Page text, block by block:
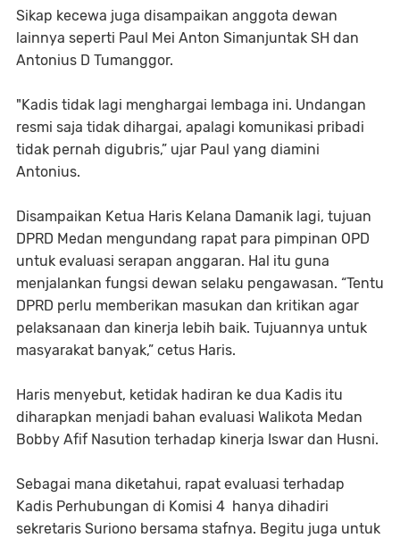
Sikap kecewa juga disampaikan anggota dewan
lainnya seperti Paul Mei Anton Simanjuntak SH dan
Antonius D Tumanggor.
"Kadis tidak lagi menghargai lembaga ini. Undangan
resmi saja tidak dihargai, apalagi komunikasi pribadi
tidak pernah digubris,” ujar Paul yang diamini
Antonius.
Disampaikan Ketua Haris Kelana Damanik lagi, tujuan
DPRD Medan mengundang rapat para pimpinan OPD
untuk evaluasi serapan anggaran. Hal itu guna
menjalankan fungsi dewan selaku pengawasan. “Tentu
DPRD perlu memberikan masukan dan kritikan agar
pelaksanaan dan kinerja lebih baik. Tujuannya untuk
masyarakat banyak,” cetus Haris.
Haris menyebut, ketidak hadiran ke dua Kadis itu
diharapkan menjadi bahan evaluasi Walikota Medan
Bobby Afif Nasution terhadap kinerja Iswar dan Husni.
Sebagai mana diketahui, rapat evaluasi terhadap
Kadis Perhubungan di Komisi 4 hanya dihadiri
sekretaris Suriono bersama stafnya. Begitu juga untuk